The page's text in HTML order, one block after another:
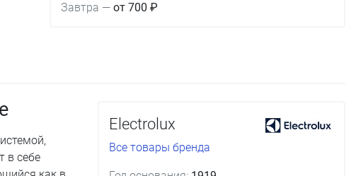
Завтра — от 700 ₽
в себе
Electrolux
Все товары бренда